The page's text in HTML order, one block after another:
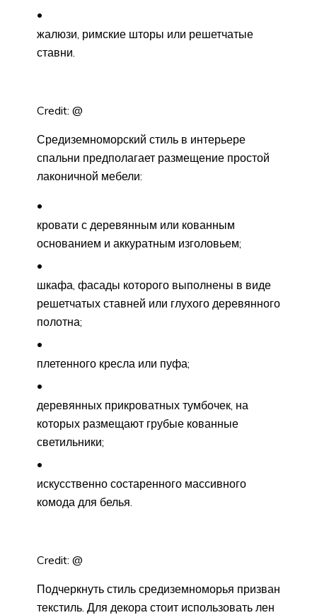
жалюзи, римские шторы или решетчатые
ставни.
Credit: @
Средиземноморский стиль в интерьере
спальни предполагает размещение простой
лаконичной мебели:
кровати с деревянным или кованным
основанием и аккуратным изголовьем;
шкафа, фасады которого выполнены в виде
решетчатых ставней или глухого деревянного
полотна;
плетенного кресла или пуфа;
деревянных прикроватных тумбочек, на
которых размещают грубые кованные
светильники;
искусственно состаренного массивного
комода для белья.
Credit: @
Подчеркнуть стиль средиземноморья призван
текстиль. Для декора стоит использовать лен